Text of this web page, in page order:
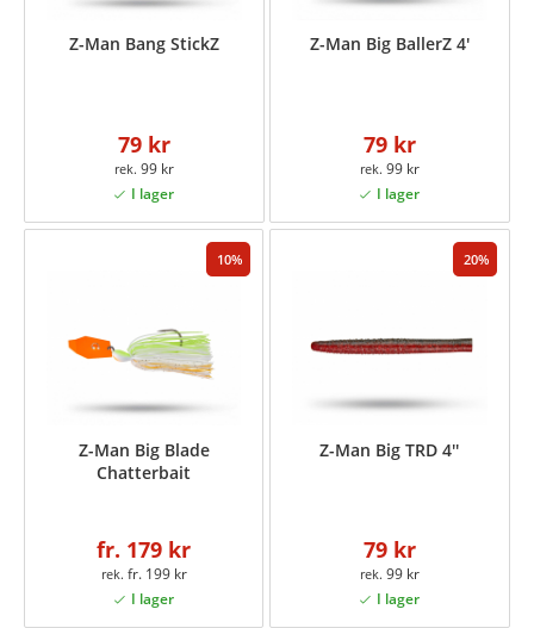
Z-Man Bang StickZ
79 kr
99 kr
Z-Man Big BallerZ 4'
79 kr
99 kr
10
Z-Man Big Blade
Chatterbait
fr. 179 kr
fr. 199 kr
20
Z-Man Big TRD 4''
79 kr
99 kr